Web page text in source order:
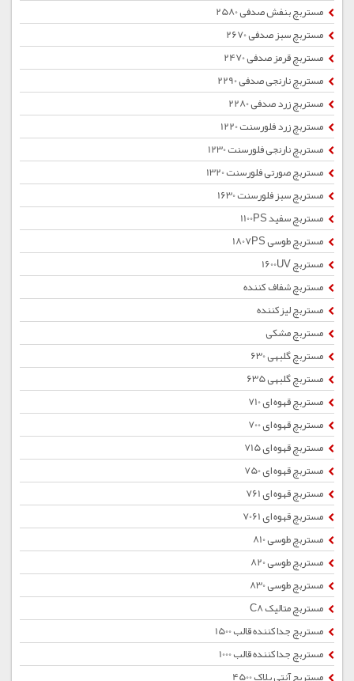
مستربچ بنفش صدفی 2580
مستربچ سبز صدفی 2670
مستربچ قرمز صدفی 2470
مستربچ نارنجی صدفی 2290
مستربچ زرد صدفی 2280
مستربچ زرد فلورسنت 1220
مستربچ نارنجی فلورسنت 1230
مستربچ صورتی فلورسنت 1320
مستربچ سبز فلورسنت 1630
مستربچ سفید 1100PS
مستربچ طوسی 1807PS
مستربچ 1600UV
مستربچ شفاف کننده
مستربچ لیزکننده
مستربچ مشکی
مستربچ گلبهی 630
مستربچ گلبهی 635
مستربچ قهوه ای 710
مستربچ قهوه ای 700
مستربچ قهوه ای 715
مستربچ قهوه ای 750
مستربچ قهوه ای 761
مستربچ قهوه ای 7061
مستربچ طوسی 810
مستربچ طوسی 820
مستربچ طوسی 830
مستربچ متالیک C8
مستربچ جداکننده قالب 1500
مستربچ جداکننده قالب 1000